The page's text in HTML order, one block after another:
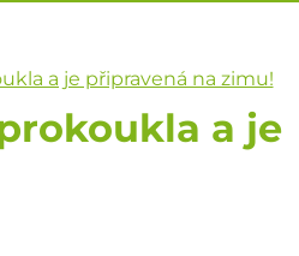
a je připravená na zimu!
a je